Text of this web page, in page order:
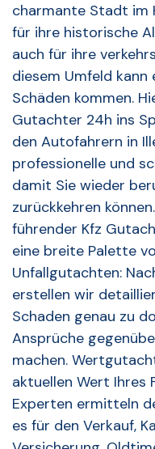
charmante Stadt im
für ihre historische
auch für ihre
diesem Umfeld kann
Schäden kommen.
Gutachter 24h ins
den Autofahrern in
professionelle und
damit Sie wieder
zurückkehren
führender Kfz
eine breite Palette
Unfallgutachten:
erstellen wir
Schaden genau zu
Ansprüche
machen.
aktuellen Wert Ihres
Experten ermitteln
es für den Verkauf,